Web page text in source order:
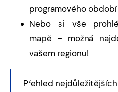
Přehled
programového období
Nebo si vše
mapě – možná
vašem regionu!